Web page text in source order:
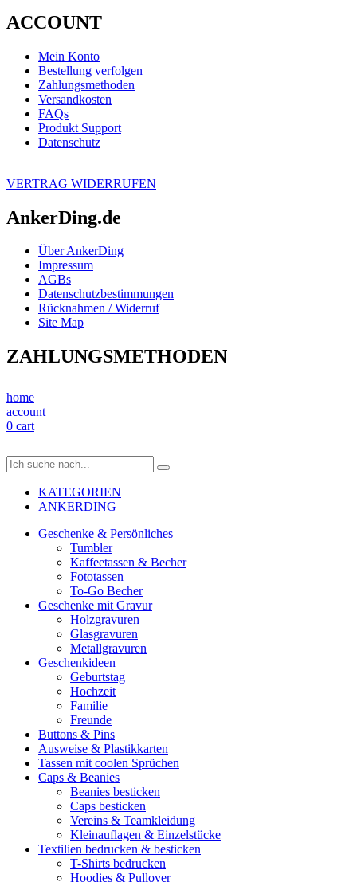
ACCOUNT
Mein Konto
Bestellung verfolgen
Zahlungsmethoden
Versandkosten
FAQs
Produkt Support
Datenschutz
VERTRAG WIDERRUFEN
AnkerDing.de
Über AnkerDing
Impressum
AGBs
Datenschutzbestimmungen
Rücknahmen / Widerruf
Site Map
ZAHLUNGSMETHODEN
home
account
0 cart
KATEGORIEN
ANKERDING
Geschenke & Persönliches
Tumbler
Kaffeetassen & Becher
Fototassen
To-Go Becher
Geschenke mit Gravur
Holzgravuren
Glasgravuren
Metallgravuren
Geschenkideen
Geburtstag
Hochzeit
Familie
Freunde
Buttons & Pins
Ausweise & Plastikkarten
Tassen mit coolen Sprüchen
Caps & Beanies
Beanies besticken
Caps besticken
Vereins & Teamkleidung
Kleinauflagen & Einzelstücke
Textilien bedrucken & besticken
T-Shirts bedrucken
Hoodies & Pullover